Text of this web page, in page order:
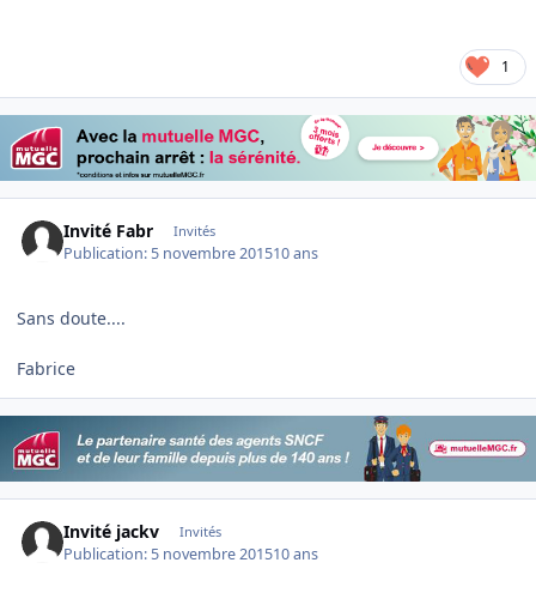
1
Invité Fabr Invités
Publication: 5 novembre 201510 ans
Sans doute....
Fabrice
Invité jackv Invités
Publication: 5 novembre 201510 ans